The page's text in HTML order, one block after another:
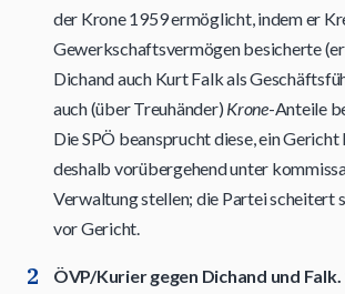
der Krone 1959 ermöglicht, indem er
Gewerkschaftsvermögen besicherte
Dichand auch Kurt Falk als
auch (über Treuhänder) Krone-Anteile
Die SPÖ beansprucht diese, ein Gericht
deshalb vorübergehend unter
Verwaltung stellen; die Partei scheitert
vor Gericht.
ÖVP/Kurier gegen Dichand und Falk.